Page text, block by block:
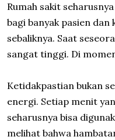
Rumah sakit
bagi banyak pasien
sebaliknya. Saat
sangat tinggi. Di
Ketidakpastian bukan
energi. Setiap menit
seharusnya bisa
melihat bahwa